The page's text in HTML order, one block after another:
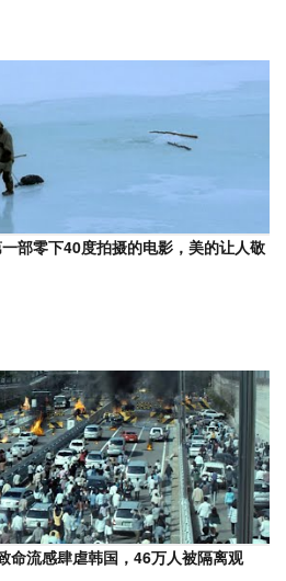
部零下40度拍摄的电影，美的让人敬
命流感肆虐韩国，46万人被隔离观